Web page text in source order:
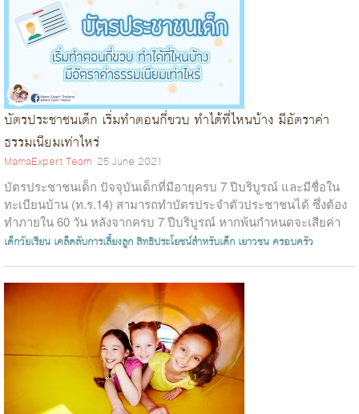
บัตรประชาชนเด็ก เริ่มทำตอนกี่ขวบ ทำได้ที่ไหนบ้าง มีอัตราค่า
ธรรมเนียมเท่าไหร่
MamaExpert Team 25 June 2021
บัตรประชาชนเด็ก ปัจจุบันเด็กที่มีอายุครบ 7 ปีบริบูรณ์ และมีชื่อใน
ทะเบียนบ้าน (ท.ร.14) สามารถทำบัตรประจำตัวประชาชนได้ ซึ่งต้อง
ทำภายใน 60 วัน หลังจากครบ 7 ปีบริบูรณ์ หากพ้นกำหนดจะเสียค่า
ปรับ ไม่เกิน...
เด็กวัยเรียน เคล็ดลับการเลี้ยงลูกสิทธิประโยชน์สำหรับเด็ก เยาวชน ครอบครัว